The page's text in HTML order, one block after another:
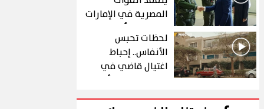
المصرية في الإمارات
خلال زيارة أخوية
لحظات تحبس
الأنفاس.. إحباط
اغتيال قاضي في
الحلقة 10 من رأس